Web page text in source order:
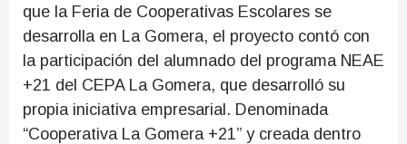
que la Feria de Cooperativas Escolares se
desarrolla en La Gomera, el proyecto contó con
la participación del alumnado del programa NEAE
+21 del CEPA La Gomera, que desarrolló su
propia iniciativa empresarial. Denominada
“Cooperativa La Gomera +21” y creada dentro